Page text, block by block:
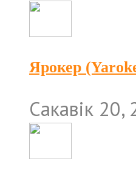
Ярокер
Сакавік 20,